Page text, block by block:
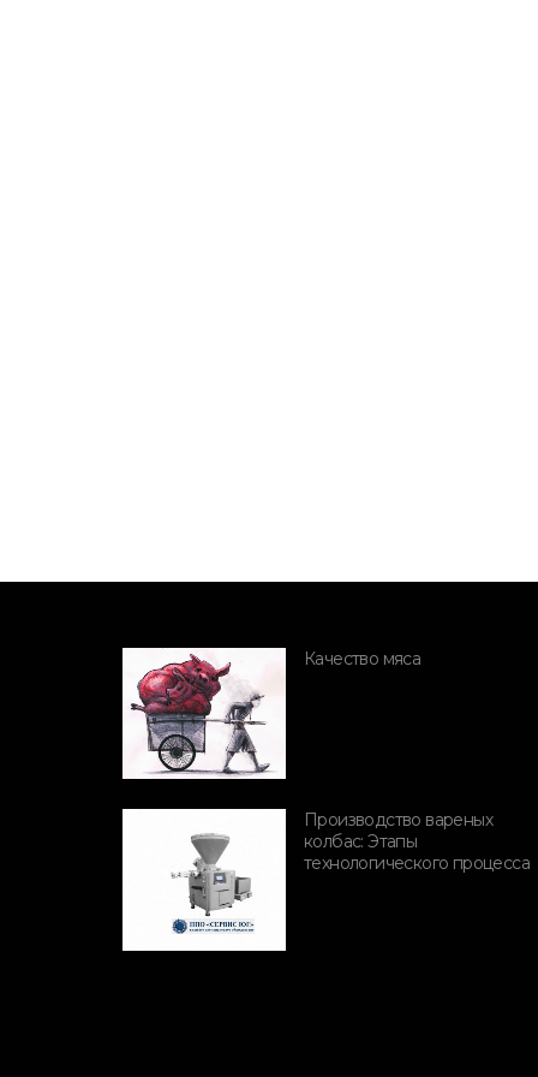
Качество мяса
Производство вареных
колбас: Этапы
технологического процесса
ПОРОДЫ СВИНЕЙ
Породы